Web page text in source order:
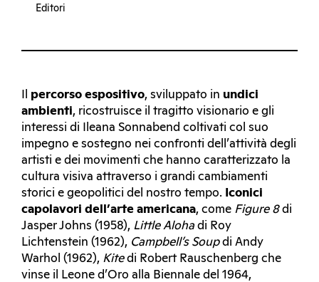
Editori
percorso espositivo, sviluppato in undici
ambienti, ricostruisce il tragitto visionario e gli
interessi di Ileana Sonnabend coltivati col suo
impegno e sostegno nei confronti dell’attività degli
artisti e dei movimenti che hanno caratterizzato la
cultura visiva attraverso i grandi cambiamenti
storici e geopolitici del nostro tempo. Iconici
capolavori dell’arte americana, come Figure 8di
Jasper Johns (1958), Little Alohadi Roy
Lichtenstein (1962), Campbell’s Soupdi Andy
Warhol (1962), Kitedi Robert Rauschenberg che
vinse il Leone d’Oro alla Biennale del 1964,